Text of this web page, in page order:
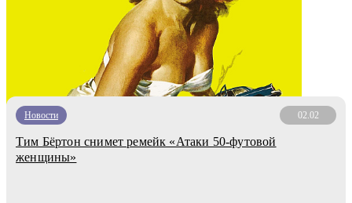
Новости 02.02
Тим Бёртон снимет ремейк «Атаки 50-футовой
женщины»